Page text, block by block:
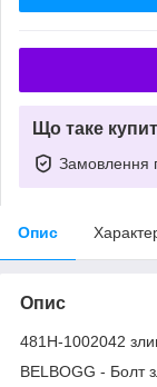
Що таке
Замовлення
Опис
Опис
481H-1002042
BELBOGG - Болт